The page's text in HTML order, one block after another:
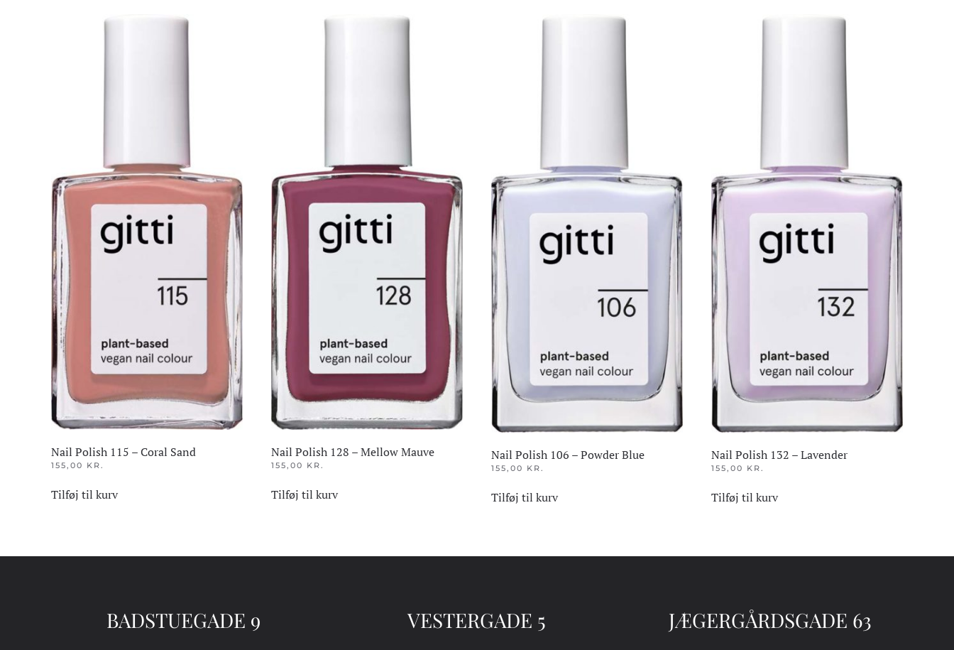
Nail Polish 115 – Coral Sand
155,00 KR.
Tilføj til kurv
Nail Polish 128 – Mellow Mauve
155,00 KR.
Tilføj til kurv
Nail Polish 106 – Powder Blue
155,00 KR.
Tilføj til kurv
Nail Polish 132 – Lavender
155,00 KR.
Tilføj til kurv
BADSTUEGADE 9 VESTERGADE 5 JÆGERGÅRDSGADE 63